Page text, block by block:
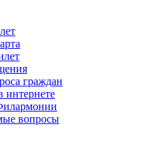
граждан
интернете
вопросы